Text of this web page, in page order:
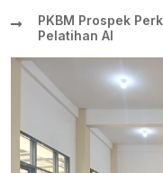
PKBM Prospek
Pelatihan AI